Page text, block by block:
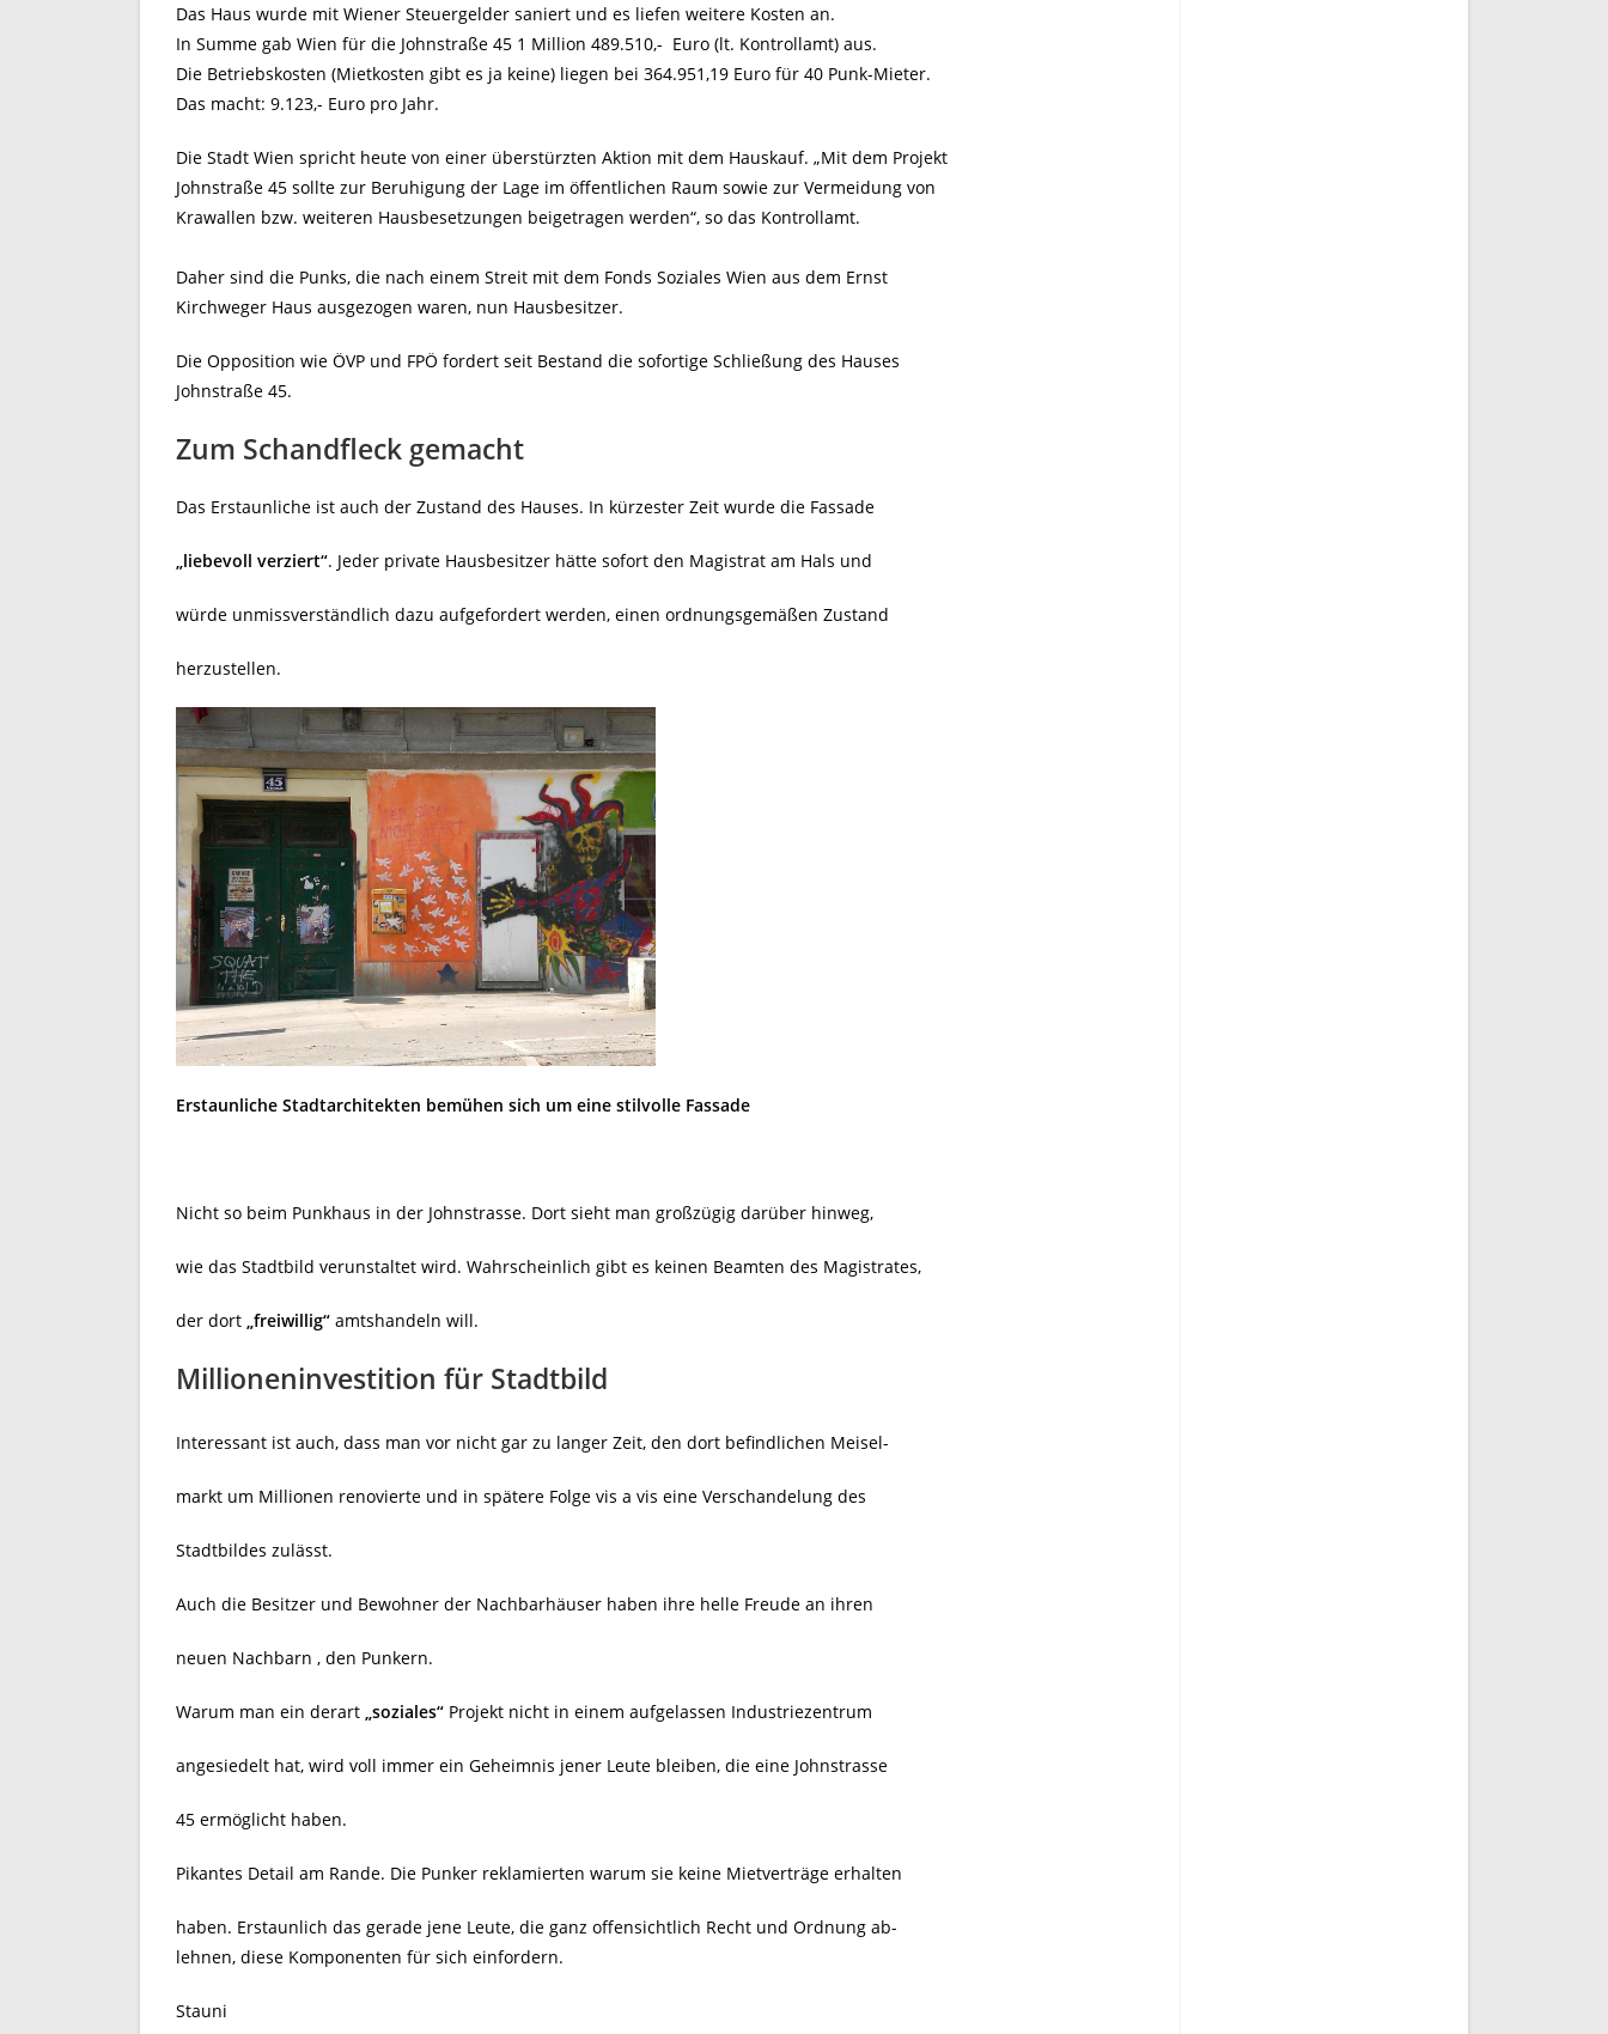
Das Haus wurde mit Wiener Steuergelder saniert und es liefen weitere Kosten an.
In Summe gab Wien für die Johnstraße 45 1 Million 489.510,- Euro (lt. Kontrollamt) aus.
Die Betriebskosten (Mietkosten gibt es ja keine) liegen bei 364.951,19 Euro für 40 Punk-Mieter.
Das macht: 9.123,- Euro pro Jahr.
Die Stadt Wien spricht heute von einer überstürzten Aktion mit dem Hauskauf. „Mit dem Projekt
Johnstraße 45 sollte zur Beruhigung der Lage im öffentlichen Raum sowie zur Vermeidung von
Krawallen bzw. weiteren Hausbesetzungen beigetragen werden“, so das Kontrollamt.
Daher sind die Punks, die nach einem Streit mit dem Fonds Soziales Wien aus dem Ernst
Kirchweger Haus ausgezogen waren, nun Hausbesitzer.
Die Opposition wie ÖVP und FPÖ fordert seit Bestand die sofortige Schließung des Hauses
Johnstraße 45.
Zum Schandfleck gemacht
Das Erstaunliche ist auch der Zustand des Hauses. In kürzester Zeit wurde die Fassade
„liebevoll verziert“. Jeder private Hausbesitzer hätte sofort den Magistrat am Hals und
würde unmissverständlich dazu aufgefordert werden, einen ordnungsgemäßen Zustand
herzustellen.
Erstaunliche Stadtarchitekten bemühen sich um eine stilvolle Fassade
Nicht so beim Punkhaus in der Johnstrasse. Dort sieht man großzügig darüber hinweg,
wie das Stadtbild verunstaltet wird. Wahrscheinlich gibt es keinen Beamten des Magistrates,
der dort „freiwillig“ amtshandeln will.
Millioneninvestition für Stadtbild
Interessant ist auch, dass man vor nicht gar zu langer Zeit, den dort befindlichen Meisel-
markt um Millionen renovierte und in spätere Folge vis a vis eine Verschandelung des
Stadtbildes zulässt.
Auch die Besitzer und Bewohner der Nachbarhäuser haben ihre helle Freude an ihren
neuen Nachbarn , den Punkern.
Warum man ein derart „soziales“ Projekt nicht in einem aufgelassen Industriezentrum
angesiedelt hat, wird voll immer ein Geheimnis jener Leute bleiben, die eine Johnstrasse
45 ermöglicht haben.
Pikantes Detail am Rande. Die Punker reklamierten warum sie keine Mietverträge erhalten
haben. Erstaunlich das gerade jene Leute, die ganz offensichtlich Recht und Ordnung ab-
lehnen, diese Komponenten für sich einfordern.
Stauni